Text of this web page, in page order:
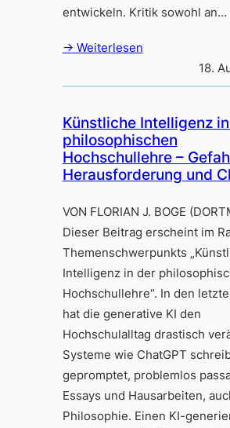
entwickeln. Kritik sowohl an…
→ Weiterlesen
18.
Künstliche Intelligenz
philosophischen
Hochschullehre –
Herausforderung und
VON FLORIAN J. BOGE
Dieser Beitrag erscheint im
Themenschwerpunkts
Intelligenz in der
Hochschullehre“. In den
hat die generative KI den
Hochschulalltag drastisch
Systeme wie ChatGPT
gepromptet, problemlos
Essays und Hausarbeiten,
Philosophie. Einen KI-